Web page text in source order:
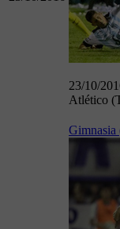
23/10/
Atlético